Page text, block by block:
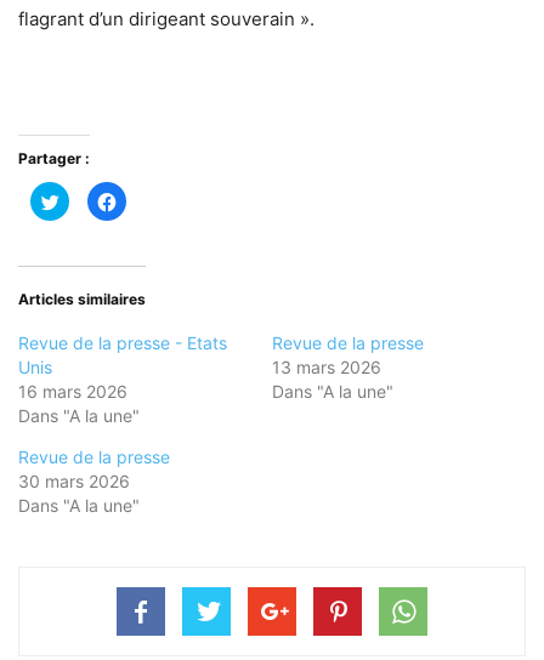
flagrant d’un dirigeant souverain ».
Partager :
Cliquez
pour
partager
dans
nouvelle
Cliquez
pour
dans
nouvelle
Articles similaires
Revue de la presse - Etats
Unis
16 mars 2026
Dans "A la une"
Revue de la presse
13 mars 2026
Dans "A la une"
Revue de la presse
30 mars 2026
Dans "A la une"